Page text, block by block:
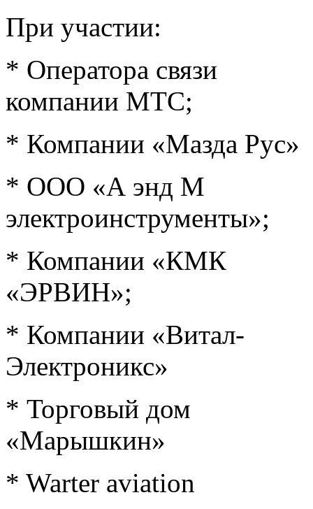
При участии:
* Оператора связи
компании МТС;
* Компании «Мазда Рус»
* ООО «А энд М
электроинструменты»;
* Компании «КМК
«ЭРВИН»;
* Компании «Витал-
Электроникс»
* Торговый дом
«Марышкин»
* Warter aviation